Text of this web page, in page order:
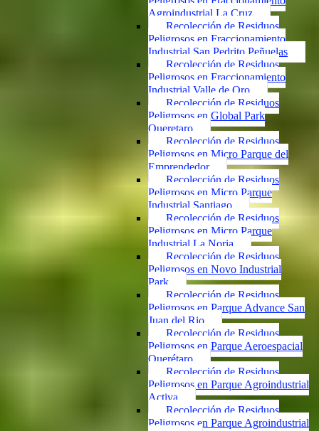
Agroindustrial La Cruz
Recolección de Residuos
Peligrosos en Fraccionamiento
Industrial San Pedrito Peñuelas
Recolección de Residuos
Peligrosos en Fraccionamiento
Industrial Valle de Oro
Recolección de Residuos
Peligrosos en Global Park
Queretaro
Recolección de Residuos
Peligrosos en Micro Parque del
Emprendedor
Recolección de Residuos
Peligrosos en Micro Parque
Industrial Santiago
Recolección de Residuos
Peligrosos en Micro Parque
Industrial La Noria
Recolección de Residuos
Peligrosos en Novo Industrial
Park
Recolección de Residuos
Peligrosos en Parque Advance San
Juan del Rio
Recolección de Residuos
Peligrosos en Parque Aeroespacial
Querétaro
Recolección de Residuos
Peligrosos en Parque Agroindustrial
Activa
Recolección de Residuos
Peligrosos en Parque Agroindustrial